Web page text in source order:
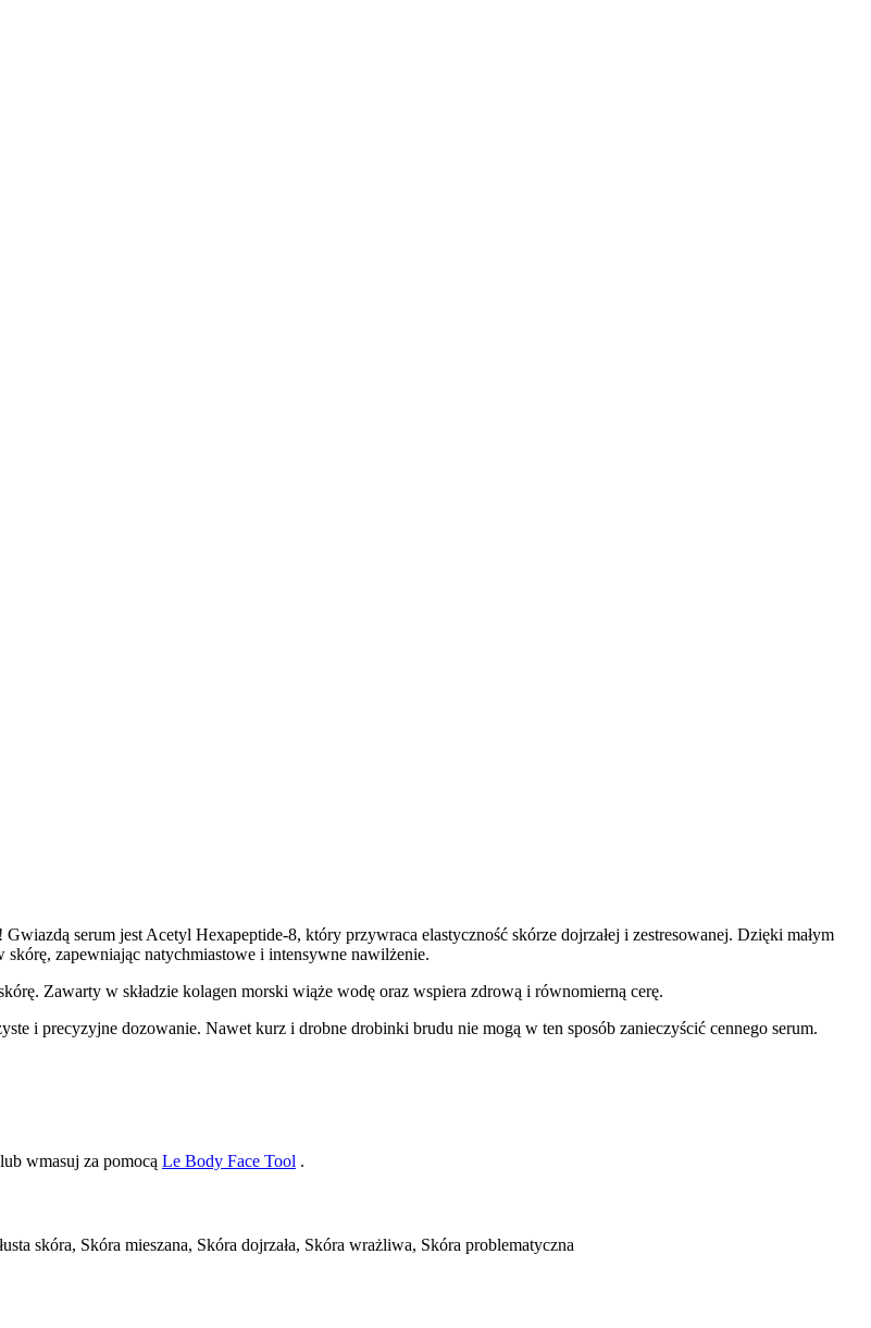
serum jest Acetyl Hexapeptide-8, który przywraca elastyczność skórze dojrzałej i zestresowanej. Dzięki małym
zapewniając natychmiastowe i intensywne nawilżenie.
Zawarty w składzie kolagen morski wiąże wodę oraz wspiera zdrową i równomierną cerę.
i precyzyjne dozowanie. Nawet kurz i drobne drobinki brudu nie mogą w ten sposób zanieczyścić cennego serum.
wmasuj za pomocą Le Body Face Tool .
skóra, Skóra mieszana, Skóra dojrzała, Skóra wrażliwa, Skóra problematyczna